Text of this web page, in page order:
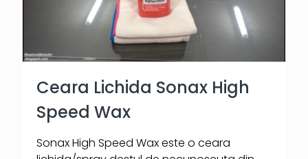
Ceara Lichida Sonax High
Speed Wax
Sonax High Speed Wax este o ceara